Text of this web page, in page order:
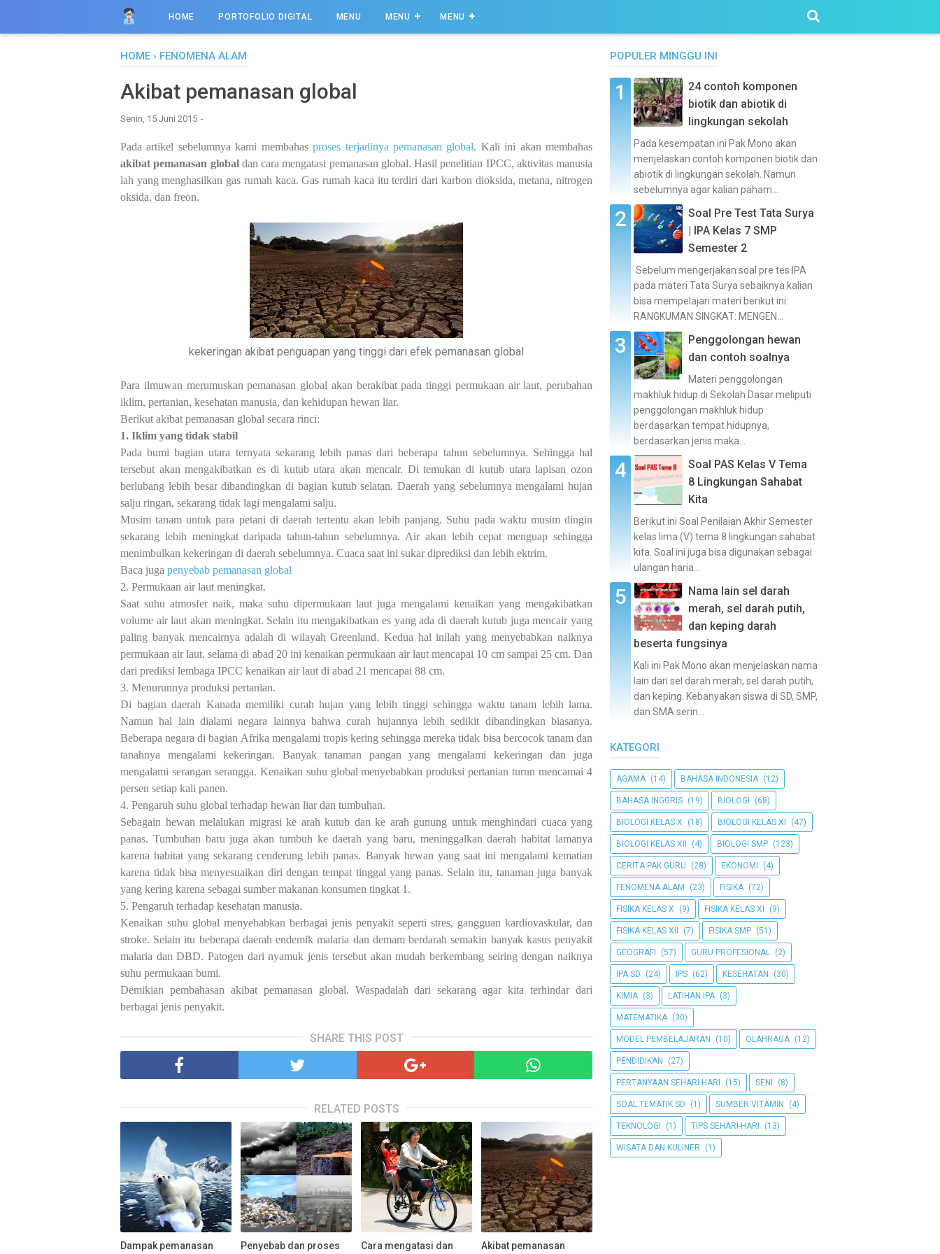
HOME PORTOFOLIO DIGITAL MENU MENU MENU
HOME › FENOMENA ALAM
Akibat pemanasan global
Senin, 15 Juni 2015
Pada artikel sebelumnya kami membahasproses terjadinya pemanasan global. Kali ini akan membahas
akibat pemanasan globaldan cara mengatasi pemanasan global. Hasil penelitian IPCC, aktivitas manusia
lah yang menghasilkan gas rumah kaca. Gas rumah kaca itu terdiri dari karbon dioksida, metana, nitrogen
oksida, dan freon.
kekeringan akibat penguapan yang tinggi dari efek pemanasan global
Para ilmuwan merumuskan pemanasan global akan berakibat pada tinggi permukaan air laut, perubahan
iklim, pertanian, kesehatan manusia, dan kehidupan hewan liar.
Berikut akibat pemanasan global secara rinci:
1. Iklim yang tidak stabil
Pada bumi bagian utara ternyata sekarang lebih panas dari beberapa tahun sebelumnya. Sehingga hal
tersebut akan mengakibatkan es di kutub utara akan mencair. Di temukan di kutub utara lapisan ozon
berlubang lebih besar dibandingkan di bagian kutub selatan. Daerah yang sebelumnya mengalami hujan
salju ringan, sekarang tidak lagi mengalami salju.
Musim tanam untuk para petani di daerah tertentu akan lebih panjang. Suhu pada waktu musim dingin
sekarang lebih meningkat daripada tahun-tahun sebelumnya. Air akan lebih cepat menguap sehingga
menimbulkan kekeringan di daerah sebelumnya. Cuaca saat ini sukar diprediksi dan lebih ektrim.
Baca juga penyebab pemanasan global
2. Permukaan air laut meningkat.
Saat suhu atmosfer naik, maka suhu dipermukaan laut juga mengalami kenaikan yang mengakibatkan
volume air laut akan meningkat. Selain itu mengakibatkan es yang ada di daerah kutub juga mencair yang
paling banyak mencairnya adalah di wilayah Greenland. Kedua hal inilah yang menyebabkan naiknya
permukaan air laut. selama di abad 20 ini kenaikan permukaan air laut mencapai 10 cm sampai 25 cm. Dan
dari prediksi lembaga IPCC kenaikan air laut di abad 21 mencapai 88 cm.
3. Menurunnya produksi pertanian.
Di bagian daerah Kanada memiliki curah hujan yang lebih tinggi sehingga waktu tanam lebih lama.
Namun hal lain dialami negara lainnya bahwa curah hujannya lebih sedikit dibandingkan biasanya.
Beberapa negara di bagian Afrika mengalami tropis kering sehingga mereka tidak bisa bercocok tanam dan
tanahnya mengalami kekeringan. Banyak tanaman pangan yang mengalami kekeringan dan juga
mengalami serangan serangga. Kenaikan suhu global menyebabkan produksi pertanian turun mencamai 4
persen setiap kali panen.
4. Pengaruh suhu global terhadap hewan liar dan tumbuhan.
Sebagain hewan melalukan migrasi ke arah kutub dan ke arah gunung untuk menghindari cuaca yang
panas. Tumbuhan baru juga akan tumbuh ke daerah yang baru, meninggalkan daerah habitat lamanya
karena habitat yang sekarang cenderung lebih panas. Banyak hewan yang saat ini mengalami kematian
karena tidak bisa menyesuaikan diri dengan tempat tinggal yang panas. Selain itu, tanaman juga banyak
yang kering karena sebagai sumber makanan konsumen tingkat 1.
5. Pengaruh terhadap kesehatan manusia.
Kenaikan suhu global menyebabkan berbagai jenis penyakit seperti stres, gangguan kardiovaskular, dan
stroke. Selain itu beberapa daerah endemik malaria dan demam berdarah semakin banyak kasus penyakit
malaria dan DBD. Patogen dari nyamuk jenis tersebut akan mudah berkembang seiring dengan naiknya
suhu permukaan bumi.
Demikian pembahasan akibat pemanasan global. Waspadalah dari sekarang agar kita terhindar dari
berbagai jenis penyakit.
SHARE THIS POST
RELATED POSTS
Dampak pemanasan
Penyebab dan proses
Cara mengatasi dan
Akibat pemanasan
POPULER MINGGU INI
24 contoh komponen
biotik dan abiotik di
lingkungan sekolah
Pada kesempatan ini Pak Mono akan
menjelaskan contoh komponen biotik dan
abiotik di lingkungan sekolah. Namun
sebelumnya agar kalian paham...
Soal Pre Test Tata Surya
| IPA Kelas 7 SMP
Semester 2
Sebelum mengerjakan soal pre tes IPA
pada materi Tata Surya sebaiknya kalian
bisa mempelajari materi berikut ini:
RANGKUMAN SINGKAT: MENGEN...
Penggolongan hewan
dan contoh soalnya
Materi penggolongan
makhluk hidup di Sekolah Dasar meliputi
penggolongan makhluk hidup
berdasarkan tempat hidupnya,
berdasarkan jenis maka...
Soal PAS Kelas V Tema
8 Lingkungan Sahabat
Kita
Berikut ini Soal Penilaian Akhir Semester
kelas lima (V) tema 8 lingkungan sahabat
kita. Soal ini juga bisa digunakan sebagai
ulangan haria...
Nama lain sel darah
merah, sel darah putih,
dan keping darah
beserta fungsinya
Kali ini Pak Mono akan menjelaskan nama
lain dari sel darah merah, sel darah putih,
dan keping. Kebanyakan siswa di SD, SMP,
dan SMA serin...
KATEGORI
AGAMA (14) BAHASA INDONESIA (12)
BAHASA INGGRIS (19) BIOLOGI (68)
BIOLOGI KELAS X (18) BIOLOGI KELAS XI (47)
BIOLOGI KELAS XII (4) BIOLOGI SMP (123)
CERITA PAK GURU (28) EKONOMI (4)
FENOMENA ALAM (23) FISIKA (72)
FISIKA KELAS X (9) FISIKA KELAS XI (9)
FISIKA KELAS XII (7) FISIKA SMP (51)
GEOGRAFI (57) GURU PROFESIONAL (2)
IPA SD (24) IPS (62) KESEHATAN (30)
KIMIA (3) LATIHAN IPA (3)
MATEMATIKA (30)
MODEL PEMBELAJARAN (10) OLAHRAGA (12)
PENDIDIKAN (27)
PERTANYAAN SEHARI-HARI (15) SENI (8)
SOAL TEMATIK SD (1) SUMBER VITAMIN (4)
TEKNOLOGI (1) TIPS SEHARI-HARI (13)
WISATA DAN KULINER (1)